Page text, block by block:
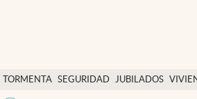
TORMENTA SEGURIDAD JUBILADOS
Economía y finanzas